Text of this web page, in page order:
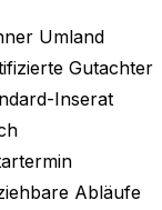
Umland
Gutachter
Inserat
Abläufe